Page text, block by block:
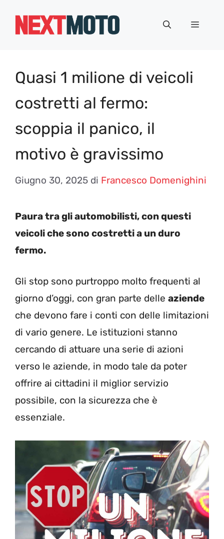
Menu
Quasi 1 milione di veicoli
costretti al fermo:
scoppia il panico, il
motivo è gravissimo
Giugno 30, 2025 di Francesco Domenighini
Paura tra gli automobilisti, con questi
veicoli che sono costretti a un duro
fermo.
Gli stop sono purtroppo molto frequenti al
giorno d’oggi, con gran parte delle aziende
che devono fare i conti con delle limitazioni
di vario genere. Le istituzioni stanno
cercando di attuare una serie di azioni
verso le aziende, in modo tale da poter
offrire ai cittadini il miglior servizio
possibile, con la sicurezza che è
essenziale.